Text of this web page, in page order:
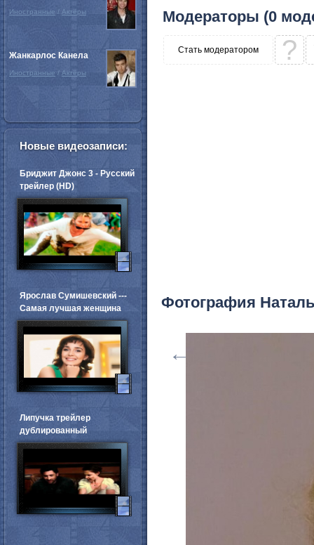
Модераторы (0
Стать модератором ?
Фотография
←
Иностранные / Актёры
Жанкарлос Канела
Иностранные / Актёры
Новые видеозаписи:
Бриджит Джонс 3 - Русский
трейлер (HD)
Ярослав Сумишевский ---
Самая лучшая женщина
Липучка трейлер
дублированный